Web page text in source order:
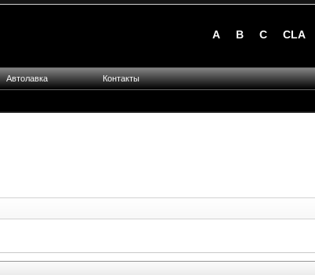
A B C CLA
Автолавка Контакты